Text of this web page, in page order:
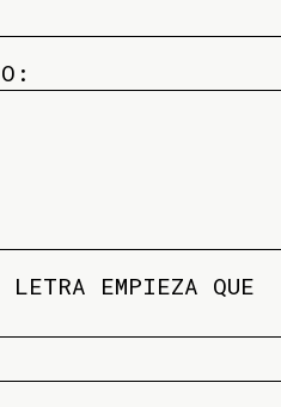
LETRA EMPIEZA QUE